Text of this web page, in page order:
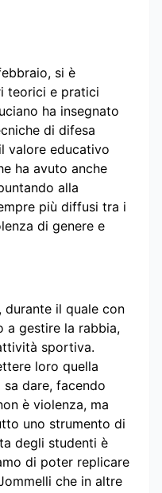
si è
teorici e pratici
ha insegnato
di difesa
valore educativo
ha avuto anche
alla
più diffusi tra i
di genere e
durante il quale con
a gestire la rabbia,
sportiva.
loro quella
dare, facendo
è violenza, ma
uno strumento di
degli studenti è
di poter replicare
che in altre